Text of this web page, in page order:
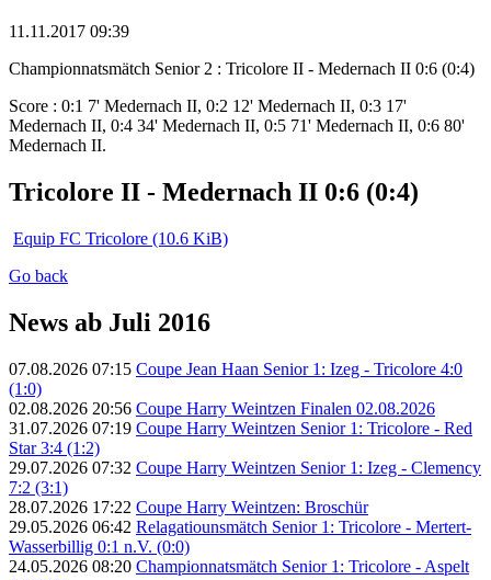
11.11.2017 09:39
Championnatsmätch Senior 2 : Tricolore II - Medernach II 0:6 (0:4)
Score : 0:1 7' Medernach II, 0:2 12' Medernach II, 0:3 17'
Medernach II, 0:4 34' Medernach II, 0:5 71' Medernach II, 0:6 80'
Medernach II.
Tricolore II - Medernach II 0:6 (0:4)
Equip FC Tricolore (10.6 KiB)
Go back
News ab Juli 2016
07.08.2026 07:15 Coupe Jean Haan Senior 1: Izeg - Tricolore 4:0
(1:0)
02.08.2026 20:56 Coupe Harry Weintzen Finalen 02.08.2026
31.07.2026 07:19 Coupe Harry Weintzen Senior 1: Tricolore - Red
Star 3:4 (1:2)
29.07.2026 07:32 Coupe Harry Weintzen Senior 1: Izeg - Clemency
7:2 (3:1)
28.07.2026 17:22 Coupe Harry Weintzen: Broschür
29.05.2026 06:42 Relagatiounsmätch Senior 1: Tricolore - Mertert-
Wasserbillig 0:1 n.V. (0:0)
24.05.2026 08:20 Championnatsmätch Senior 1: Tricolore - Aspelt